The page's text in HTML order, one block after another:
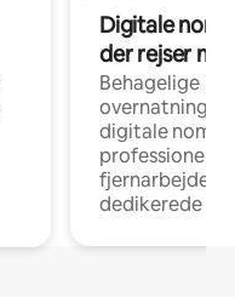
Digitale
der rejser
Behagelige
digitale
professionelle
fjernarbejde,
dedikerede